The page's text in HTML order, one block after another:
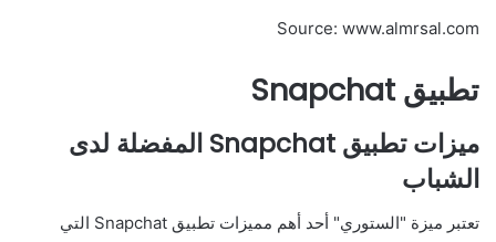
Source: www.almrsal.com
تطبيق Snapchat
ميزات تطبيق Snapchat المفضلة لدى
الشباب
تعتبر ميزة "الستوري" أحد أهم مميزات تطبيق Snapchat التي